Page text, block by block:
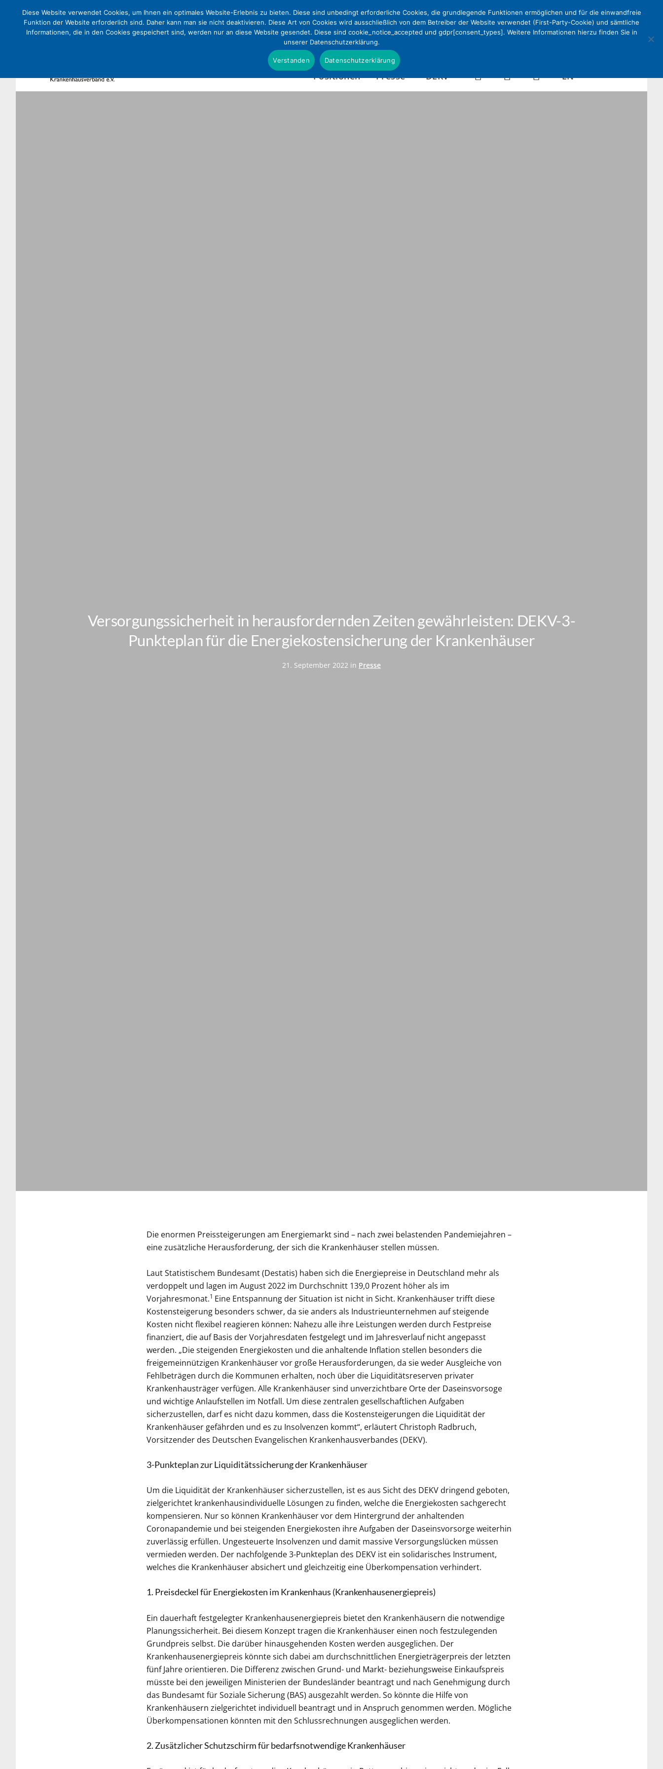
Positionen Presse DEKV
DEKV
EN
Versorgungssicherheit in herausfordernden Zeiten gewährleisten: DEKV-3-
Punkteplan für die Energiekostensicherung der Krankenhäuser
21. September 2022 in Presse
Die enormen Preissteigerungen am Energiemarkt sind – nach zwei belastenden Pandemiejahren –
eine zusätzliche Herausforderung, der sich die Krankenhäuser stellen müssen.
Laut Statistischem Bundesamt (Destatis) haben sich die Energiepreise in Deutschland mehr als
verdoppelt und lagen im August 2022 im Durchschnitt 139,0 Prozent höher als im
Vorjahresmonat.1 Eine Entspannung der Situation ist nicht in Sicht. Krankenhäuser trifft diese
Kostensteigerung besonders schwer, da sie anders als Industrieunternehmen auf steigende
Kosten nicht flexibel reagieren können: Nahezu alle ihre Leistungen werden durch Festpreise
finanziert, die auf Basis der Vorjahresdaten festgelegt und im Jahresverlauf nicht angepasst
werden. „Die steigenden Energiekosten und die anhaltende Inflation stellen besonders die
freigemeinnützigen Krankenhäuser vor große Herausforderungen, da sie weder Ausgleiche von
Fehlbeträgen durch die Kommunen erhalten, noch über die Liquiditätsreserven privater
Krankenhausträger verfügen. Alle Krankenhäuser sind unverzichtbare Orte der Daseinsvorsoge
und wichtige Anlaufstellen im Notfall. Um diese zentralen gesellschaftlichen Aufgaben
sicherzustellen, darf es nicht dazu kommen, dass die Kostensteigerungen die Liquidität der
Krankenhäuser gefährden und es zu Insolvenzen kommt“, erläutert Christoph Radbruch,
Vorsitzender des Deutschen Evangelischen Krankenhausverbandes (DEKV).
3-Punkteplan zur Liquiditätssicherung der Krankenhäuser
Um die Liquidität der Krankenhäuser sicherzustellen, ist es aus Sicht des DEKV dringend geboten,
zielgerichtet krankenhausindividuelle Lösungen zu finden, welche die Energiekosten sachgerecht
kompensieren. Nur so können Krankenhäuser vor dem Hintergrund der anhaltenden
Coronapandemie und bei steigenden Energiekosten ihre Aufgaben der Daseinsvorsorge weiterhin
zuverlässig erfüllen. Ungesteuerte Insolvenzen und damit massive Versorgungslücken müssen
vermieden werden. Der nachfolgende 3-Punkteplan des DEKV ist ein solidarisches Instrument,
welches die Krankenhäuser absichert und gleichzeitig eine Überkompensation verhindert.
1. Preisdeckel für Energiekosten im Krankenhaus (Krankenhausenergiepreis)
Ein dauerhaft festgelegter Krankenhausenergiepreis bietet den Krankenhäusern die notwendige
Planungssicherheit. Bei diesem Konzept tragen die Krankenhäuser einen noch festzulegenden
Grundpreis selbst. Die darüber hinausgehenden Kosten werden ausgeglichen. Der
Krankenhausenergiepreis könnte sich dabei am durchschnittlichen Energieträgerpreis der letzten
fünf Jahre orientieren. Die Differenz zwischen Grund- und Markt- beziehungsweise Einkaufspreis
müsste bei den jeweiligen Ministerien der Bundesländer beantragt und nach Genehmigung durch
das Bundesamt für Soziale Sicherung (BAS) ausgezahlt werden. So könnte die Hilfe von
Krankenhäusern zielgerichtet individuell beantragt und in Anspruch genommen werden. Mögliche
Überkompensationen könnten mit den Schlussrechnungen ausgeglichen werden.
2. Zusätzlicher Schutzschirm für bedarfsnotwendige Krankenhäuser
Diese Website verwendet Cookies, um Ihnen ein optimales Website-Erlebnis zu bieten. Diese sind unbedingt erforderliche Cookies, die grundlegende Funktionen ermöglichen und für die einwandfreie
Funktion der Website erforderlich sind. Daher kann man sie nicht deaktivieren. Diese Art von Cookies wird ausschließlich von dem Betreiber der Website verwendet (First-Party-Cookie) und sämtliche
Informationen, die in den Cookies gespeichert sind, werden nur an diese Website gesendet. Diese sind cookie_notice_accepted und gdpr[consent_types]. Weitere Informationen hierzu finden Sie in
unserer Datenschutzerklärung.
Verstanden Datenschutzerklärung